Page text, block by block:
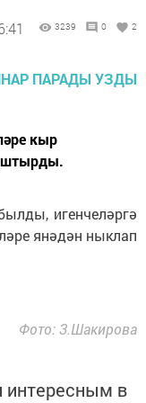
3239 0 2
кыр
игенчеләргә
янәдән ныклап
Фото: З.Шакирова
в